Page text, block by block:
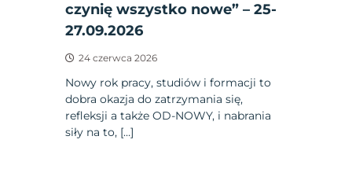
czynię wszystko nowe” – 25-
27.09.2026
24 czerwca 2026
Nowy rok pracy, studiów i formacji to
dobra okazja do zatrzymania się,
refleksji a także OD-NOWY, i nabrania
siły na to, […]